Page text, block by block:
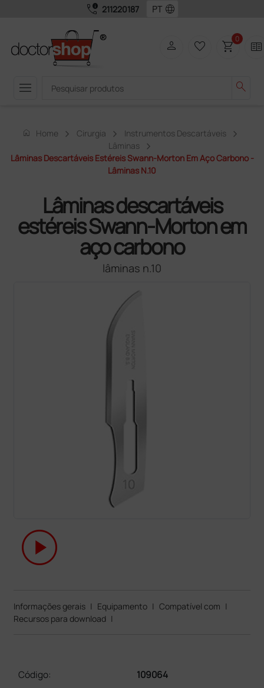
call_quality 211220187 language
menu search
person favorite_border shopping_cart0 two_pager
home Home Cirurgia
Instrumentos Descartáveis
Lâminas
Lâminas Descartáveis Estéreis Swann-Morton Em Aço Carbono -
Lâminas N.10
Lâminas descartáveis
estéreis Swann-Morton em
aço carbono
lâminas n.10
play_circle
Informações gerais | Equipamento | Compatível com |
Recursos para download |
Código:
109064